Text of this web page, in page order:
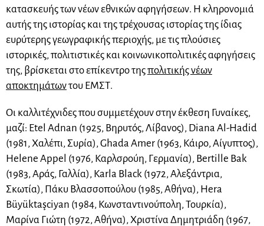
κατασκευής των νέων εθνικών αφηγήσεων. Η κληρονομιά
αυτής της ιστορίας και της τρέχουσας ιστορίας της ίδιας
ευρύτερης γεωγραφικής περιοχής, με τις πλούσιες
ιστορικές, πολιτιστικές και κοινωνικοπολιτικές αφηγήσεις
της, βρίσκεται στο επίκεντρο τηςπολιτικής νέων
αποκτημάτωντου ΕΜΣΤ.
Οι καλλιτέχνιδες που συμμετέχουν στην έκθεση Γυναίκες,
μαζί: Etel Adnan (1925, Βηρυτός, Λίβανος), Diana Al-Hadid
(1981, Χαλέπι, Συρία), Ghada Amer (1963, Κάιρο, Αίγυπτος),
Helene Appel (1976, Καρλσρούη, Γερμανία), Bertille Bak
(1983, Αράς, Γαλλία), Karla Black (1972, Αλεξάντρια,
Σκωτία), Πάκυ Βλασσοπούλου (1985, Αθήνα), Hera
Büyüktaşciyan (1984, Κωνσταντινούπολη, Τουρκία),
Μαρίνα Γιώτη (1972, Αθήνα), Χριστίνα Δημητριάδη (1967,